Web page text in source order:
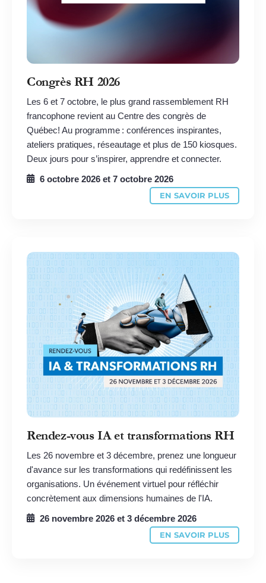
Congrès RH 2026
Les 6 et 7 octobre, le plus grand rassemblement RH
francophone revient au Centre des congrès de
Québec! Au programme : conférences inspirantes,
ateliers pratiques, réseautage et plus de 150 kiosques.
Deux jours pour s’inspirer, apprendre et connecter.
6 octobre 2026 et 7 octobre 2026
EN SAVOIR PLUS
Rendez-vous IA et transformations RH
Les 26 novembre et 3 décembre, prenez une longueur
d'avance sur les transformations qui redéfinissent les
organisations. Un événement virtuel pour réfléchir
concrètement aux dimensions humaines de l'IA.
26 novembre 2026 et 3 décembre 2026
EN SAVOIR PLUS